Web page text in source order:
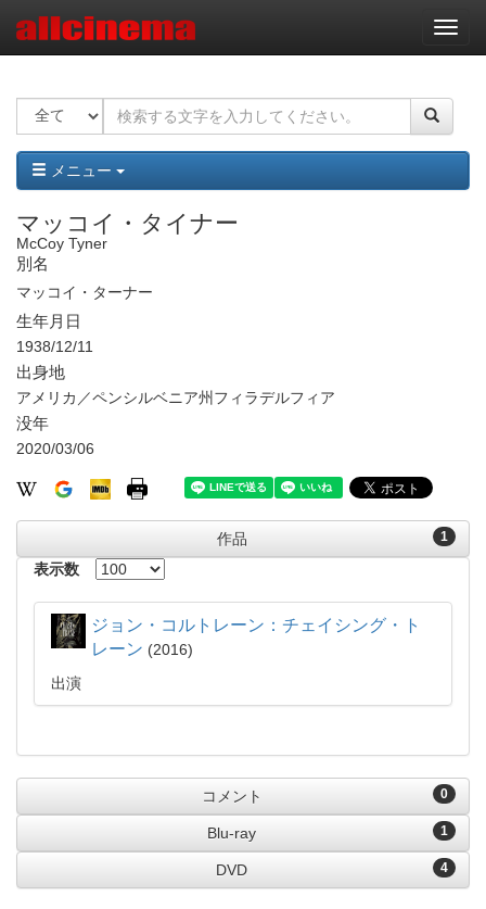
ナ
ビ
ー
ョ
ン
メニュー
マッコイ・タイナー
McCoy Tyner
別名
マッコイ・ターナー
生年月日
1938/12/11
出身地
アメリカ／ペンシルベニア州フィラデルフィア
没年
2020/03/06
1
作品
表示数
ジョン・コルトレーン：チェイシング・ト
レーン
2016
出演
0
コメント
1
Blu-ray
4
DVD